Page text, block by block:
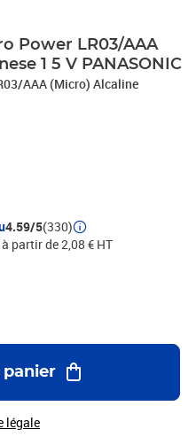
Power LR03/AAA
1 5 V PANASONIC
AAA (Micro) Alcaline
4.59/5(330)
partir de 2,08 € HT
légale